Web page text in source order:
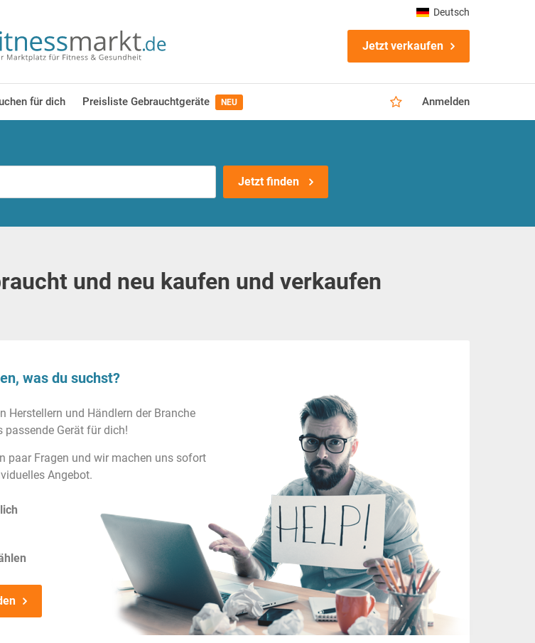
Jetzt verkaufen
für dich Preisliste Gebrauchtgeräte NEU Anmelden
Deutsch
Jetzt finden
und neu kaufen und verkaufen
was du suchst?
Herstellern und Händlern der Branche
Gerät für dich!
paar Fragen und wir machen uns sofort
Angebot.